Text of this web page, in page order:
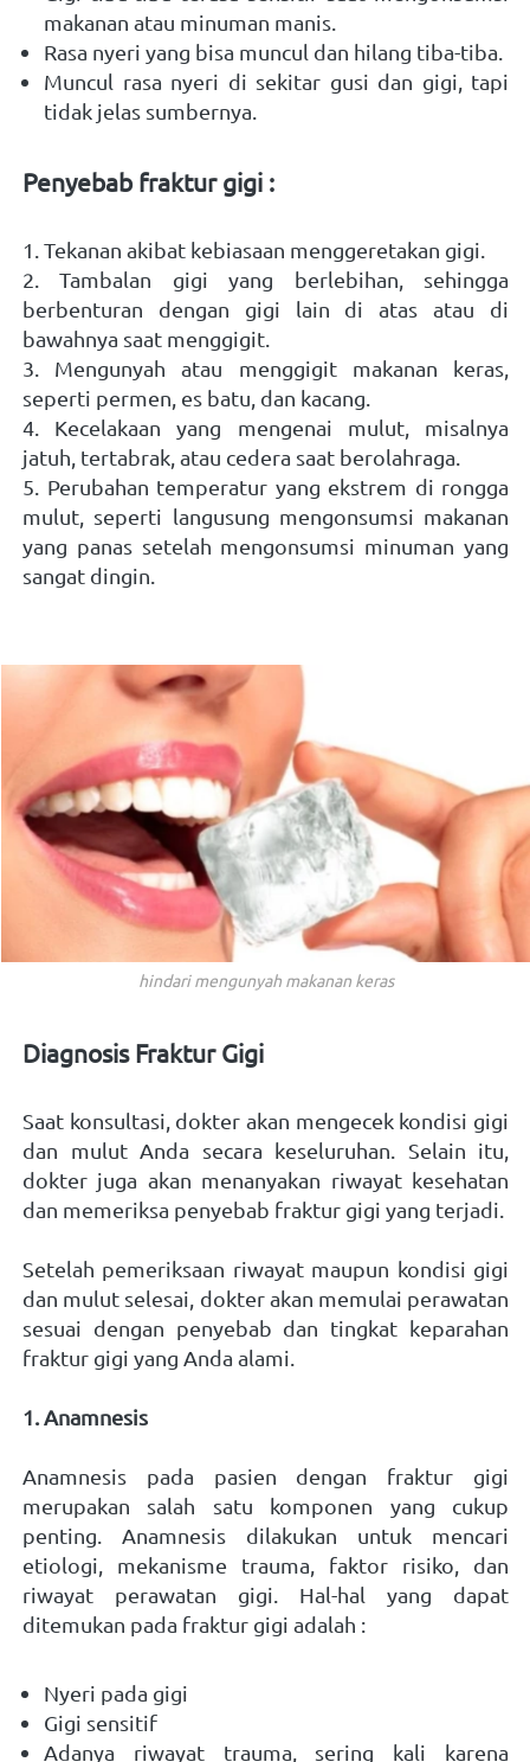
makanan atau minuman manis.
Rasa nyeri yang bisa muncul dan hilang tiba-tiba.
Muncul rasa nyeri di sekitar gusi dan gigi, tapi
tidak jelas sumbernya.
Penyebab fraktur gigi :
1. Tekanan akibat kebiasaan menggeretakan gigi.
2. Tambalan gigi yang berlebihan, sehingga
berbenturan dengan gigi lain di atas atau di
bawahnya saat menggigit.
3. Mengunyah atau menggigit makanan keras,
seperti permen, es batu, dan kacang.
4. Kecelakaan yang mengenai mulut, misalnya
jatuh, tertabrak, atau cedera saat berolahraga.
5. Perubahan temperatur yang ekstrem di rongga
mulut, seperti langusung mengonsumsi makanan
yang panas setelah mengonsumsi minuman yang
sangat dingin.
hindari mengunyah makanan keras
Diagnosis Fraktur Gigi
Saat konsultasi, dokter akan mengecek kondisi gigi
dan mulut Anda secara keseluruhan. Selain itu,
dokter juga akan menanyakan riwayat kesehatan
dan memeriksa penyebab fraktur gigi yang terjadi.
Setelah pemeriksaan riwayat maupun kondisi gigi
dan mulut selesai, dokter akan memulai perawatan
sesuai dengan penyebab dan tingkat keparahan
fraktur gigi yang Anda alami.
1. Anamnesis
Anamnesis pada pasien dengan fraktur gigi
merupakan salah satu komponen yang cukup
penting. Anamnesis dilakukan untuk mencari
etiologi, mekanisme trauma, faktor risiko, dan
riwayat perawatan gigi. Hal-hal yang dapat
ditemukan pada fraktur gigi adalah :
Nyeri pada gigi
Gigi sensitif
Adanya riwayat trauma, sering kali karena